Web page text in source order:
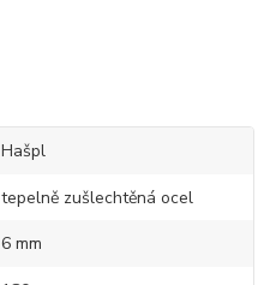
Hašpl
tepelně zušlechtěná ocel
6 mm